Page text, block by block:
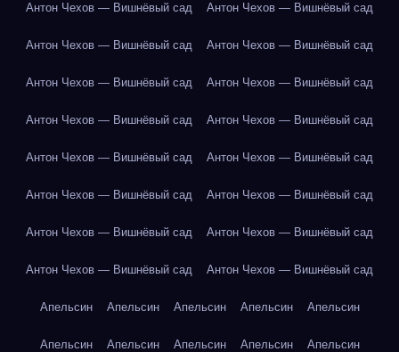
Антон Чехов — Вишнёвый сад Антон Чехов — Вишнёвый сад
Антон Чехов — Вишнёвый сад Антон Чехов — Вишнёвый сад
Антон Чехов — Вишнёвый сад Антон Чехов — Вишнёвый сад
Антон Чехов — Вишнёвый сад Антон Чехов — Вишнёвый сад
Антон Чехов — Вишнёвый сад Антон Чехов — Вишнёвый сад
Антон Чехов — Вишнёвый сад Антон Чехов — Вишнёвый сад
Антон Чехов — Вишнёвый сад Антон Чехов — Вишнёвый сад
Антон Чехов — Вишнёвый сад Антон Чехов — Вишнёвый сад
Апельсин Апельсин Апельсин Апельсин Апельсин
Апельсин Апельсин Апельсин Апельсин Апельсин